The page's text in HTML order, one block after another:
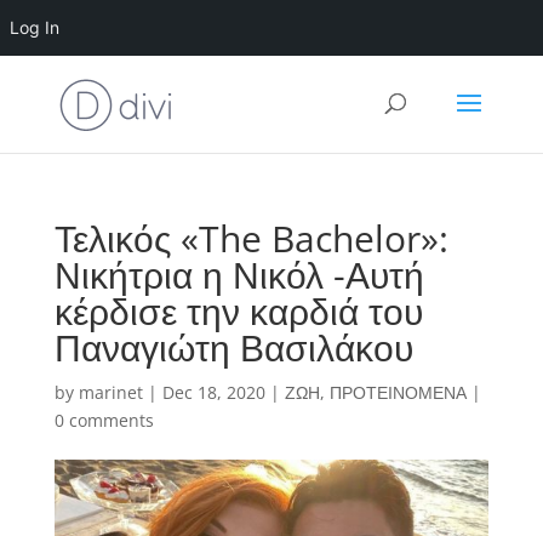
Log In
Τελικός «The Bachelor»:
Νικήτρια η Νικόλ -Αυτή
κέρδισε την καρδιά του
Παναγιώτη Βασιλάκου
by marinet| Dec 18, 2020| ΖΩΗ, ΠΡΟΤΕΙΝΟΜΕΝΑ|
0 comments